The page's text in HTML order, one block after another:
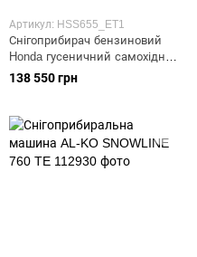
Артикул: HSS655_ET1
Снігоприбирач бензиновий
Honda гусеничний самохідний
HSS655 ET1 (HSS655_ET1)
138 550 грн